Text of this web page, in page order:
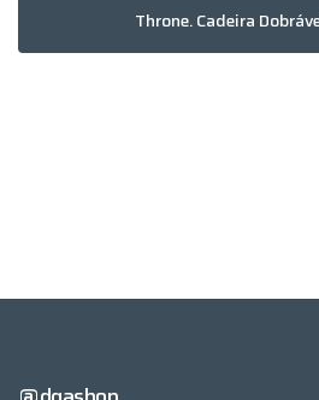
Throne. Cadeira